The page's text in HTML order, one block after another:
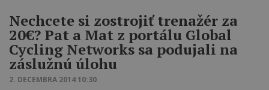
Nechcete si zostrojiť trenažér za
20€? Pat a Mat z portálu Global
Cycling Networks sa podujali na
záslužnú úlohu
2. DECEMBRA 2014 10:30